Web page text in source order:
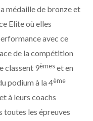
médaille de bronze et
Elite où elles
avec ce
de la compétition
classent 9èmeset en
podium à la 4ème
à leurs coachs
toutes les épreuves